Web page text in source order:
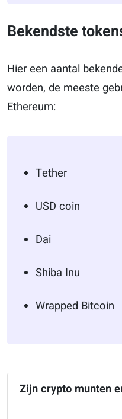
Bekendste
Hier een aantal
worden, de meeste
Ethereum:
Tether
USD coin
Dai
Shiba Inu
Wrapped Bitcoin
Zijn crypto munten